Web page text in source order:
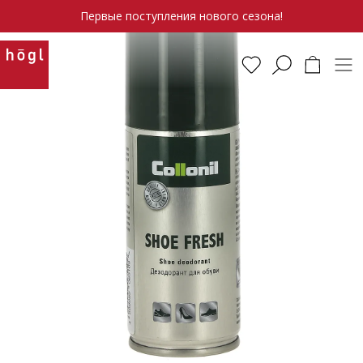
Первые поступления нового сезона!